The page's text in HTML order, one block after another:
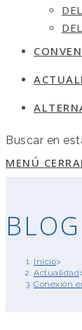
Buscar en
MENÚ
BLOG
Inicio>
Actualidad
Conexión